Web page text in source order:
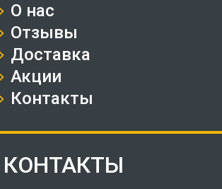
О нас
Отзывы
Доставка
Акции
Контакты
КОНТАКТЫ